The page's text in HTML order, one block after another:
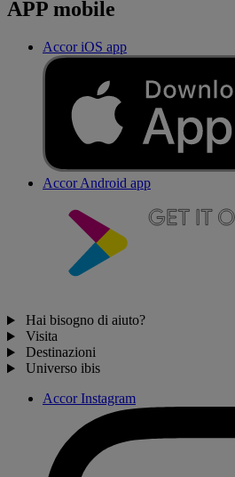
APP mobile
Accor iOS app
Accor Android app
Hai bisogno di aiuto?
Visita
Destinazioni
Universo ibis
Accor Instagram